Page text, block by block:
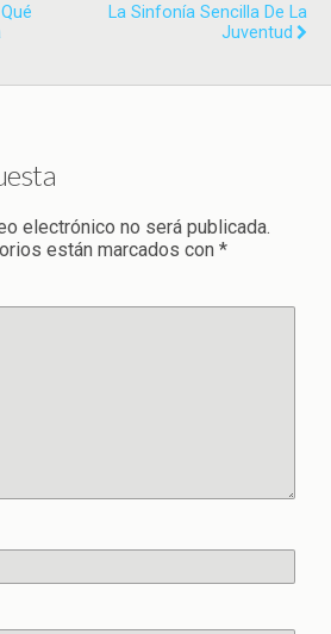
La Sinfonía Sencilla De La
Juventud
electrónico no será publicada.
están marcados con *